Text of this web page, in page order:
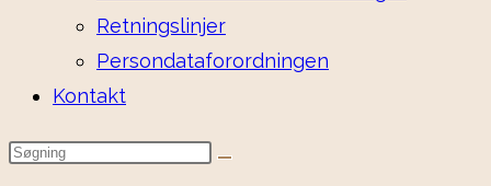
Retningslinjer
Persondataforordningen
Kontakt